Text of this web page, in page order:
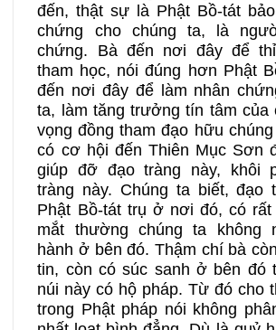
đến, thật sự là Phật Bồ-tát
chứng cho chúng ta, là
chứng. Bà đến nơi đây để
tham học, nói đúng hơn Phật
đến nơi đây để làm nhân
ta, làm tăng trưởng tín tâm của
vọng đồng tham đạo hữu
có cơ hội đến Thiên Mục Sơn
giúp đỡ đạo tràng này, khôi
tràng này. Chúng ta biết, đạo
Phật Bồ-tát trụ ở nơi đó, có
mắt thường chúng ta không
hành ở bên đó. Thậm chí bà
tin, còn có súc sanh ở bên đó
núi này có hộ pháp. Từ đó cho
trong Phật pháp nói không